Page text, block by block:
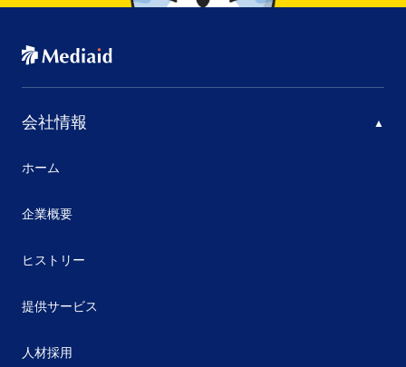
会社情報
ホーム
企業概要
ヒストリー
提供サービス
人材採用